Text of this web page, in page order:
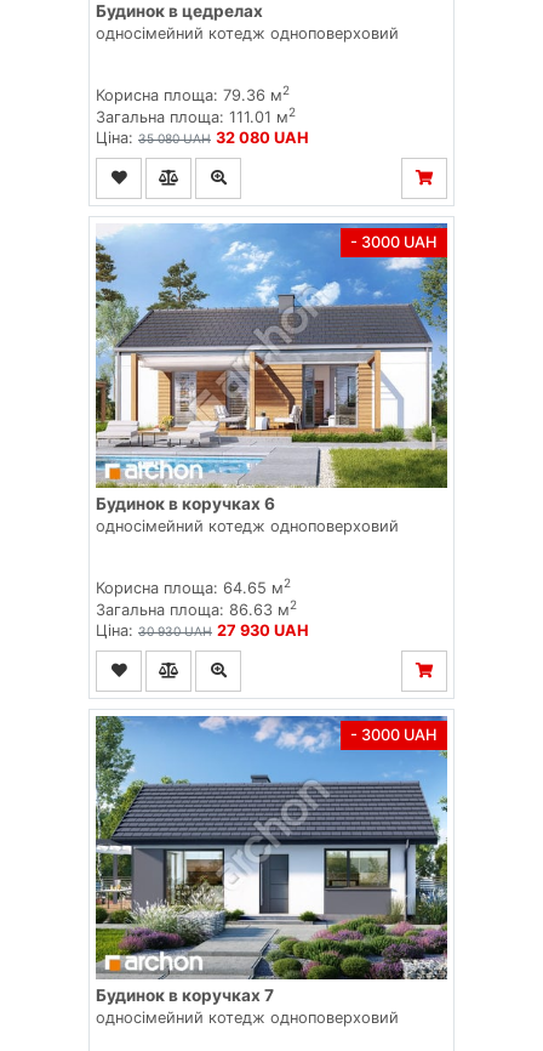
Будинок в цедрелах
односімейний котедж одноповерховий
Корисна площа: 79.36 м2
Загальна площа: 111.01 м2
Ціна: 35 080 UAH 32 080 UAH
- 3000 UAH
Будинок в коручках 6
односімейний котедж одноповерховий
Корисна площа: 64.65 м2
Загальна площа: 86.63 м2
Ціна: 30 930 UAH 27 930 UAH
- 3000 UAH
Будинок в коручках 7
односімейний котедж одноповерховий